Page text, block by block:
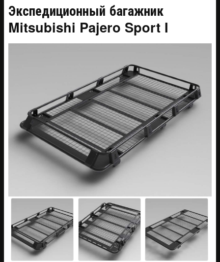
Экспедиционный багажник
Mitsubishi Pajero Sport I